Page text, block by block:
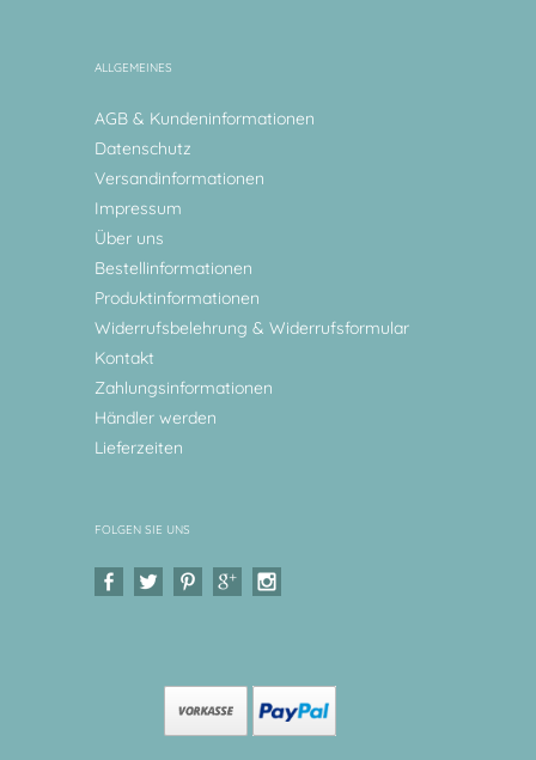
ALLGEMEINES
AGB & Kundeninformationen
Datenschutz
Versandinformationen
Impressum
Über uns
Bestellinformationen
Produktinformationen
Widerrufsbelehrung & Widerrufsformular
Kontakt
Zahlungsinformationen
Händler werden
Lieferzeiten
FOLGEN SIE UNS